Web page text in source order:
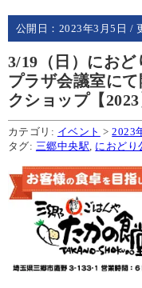
公開日： 2023年3月5日 /
3/19（日）におど
プラザ会議室に
クショップ【2023
カテゴリ: イベント >2023
タグ: 三郷中央駅, におどり